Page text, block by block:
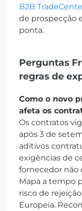
B2B
de prospecção
ponta.
Perguntas
regras de
Como o novo
afeta os
Os contratos
após 3 de
aditivos
exigências de
fornecedor não
Mapa a tempo
risco de
Europeia.